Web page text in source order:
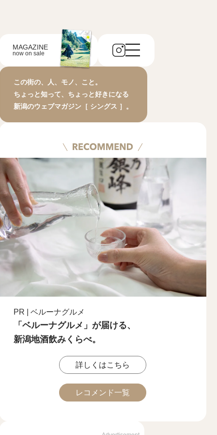
MAGAZINE
now on sale
この街の、人、モノ、こと。
ちょっと知って、ちょっと好きになる
新潟のウェブマガジン［ シングス ］。
PR | ベルーナグルメ
「ベルーナグルメ」が届ける、
新潟地酒飲みくらべ。
詳しくはこちら
レコメンド一覧